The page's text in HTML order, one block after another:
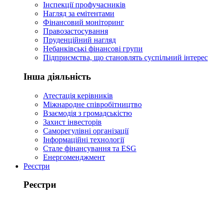
Інспекції профучасників
Нагляд за емітентами
Фінансовий моніторинг
Правозастосування
Пруденційний нагляд
Небанківські фінансові групи
Підприємства, що становлять суспільний інтерес
Інша діяльність
Атестація керівників
Міжнародне співробітництво
Взаємодія з громадськістю
Захист інвесторів
Саморегулівні організації
Інформаційні технології
Стале фінансування та ESG
Енергоменджмент
Реєстри
Реєстри